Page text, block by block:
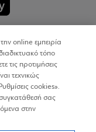
Τόπο
online εμπειρία
τόπο
τις προτιμήσεις
τεχνικώς
cookies».
σας
στην